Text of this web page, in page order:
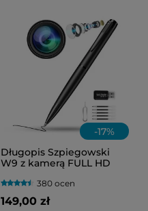
-17%
Długopis Szpiegowski
W9 z kamerą FULL HD
380 ocen
149,00 zł